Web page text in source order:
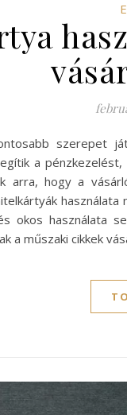
szerepet
a
arra, hogy a
okos használata
a műszaki cikkek